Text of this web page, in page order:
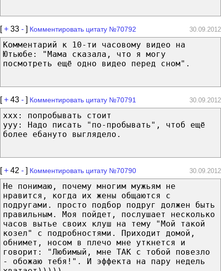
[+ 33 - ] Комментировать цитату №70792 30.09.2012
Комментарий к 10-ти часовому видео на
Ютьюбе: "Мама сказала, что я могу
посмотреть ещё одно видео перед сном".
[+ 43 - ] Комментировать цитату №70791 30.09.2012
ххх: попробывать стоит
ууу: Надо писать "по-пробывать", чтоб ещё
более ебануто выглядело.
[+ 42 - ] Комментировать цитату №70790 30.09.2012
Не понимаю, почему многим мужьям не
нравится, когда их жены общаются с
подругами. просто подбор подруг должен быть
правильным. Моя пойдет, послушает несколько
часов вытье своих клуш на тему "Мой такой
козел" с подробностями. Приходит домой,
обнимет, носом в плечо мне уткнется и
говорит: "Любимый, мне ТАК с тобой повезло
- обожаю тебя!". И эффекта на пару недель